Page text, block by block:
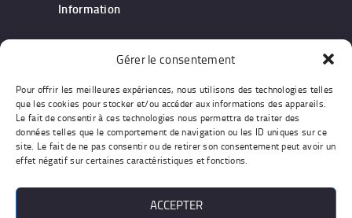
Gérer le consentement
Pour offrir les meilleures expériences, nous utilisons des technologies telles
que les cookies pour stocker et/ou accéder aux informations des appareils.
Le fait de consentir à ces technologies nous permettra de traiter des
données telles que le comportement de navigation ou les ID uniques sur ce
site. Le fait de ne pas consentir ou de retirer son consentement peut avoir un
effet négatif sur certaines caractéristiques et fonctions.
ACCEPTER
Information
Notre entreprise
Conditions générales
Work : Agiades - Pics :